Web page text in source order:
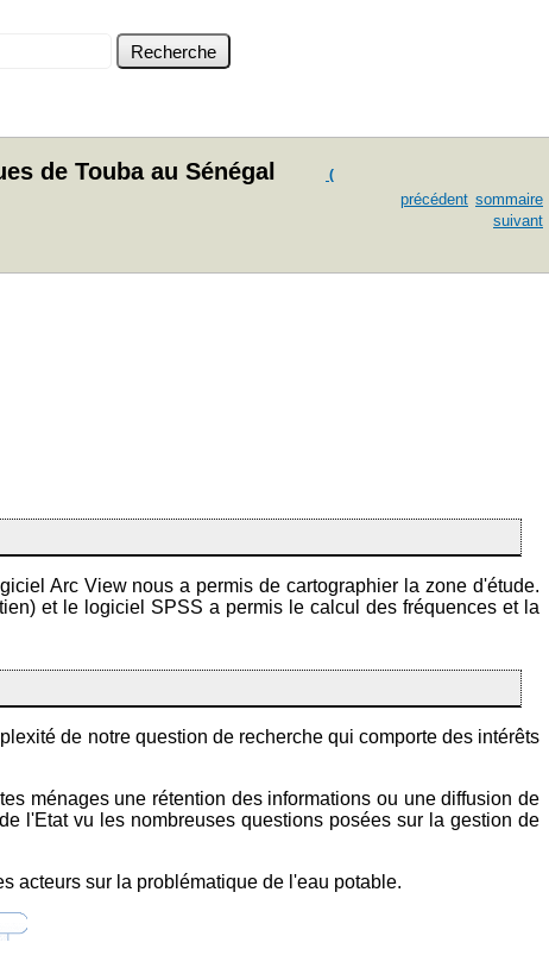
de Touba au Sénégal
(
précédent sommaire
suivant
Arc View nous a permis de cartographier la zone d'étude.
et le logiciel SPSS a permis le calcul des fréquences et la
de notre question de recherche qui comporte des intérêts
ménages une rétention des informations ou une diffusion de
l'Etat vu les nombreuses questions posées sur la gestion de
acteurs sur la problématique de l'eau potable.